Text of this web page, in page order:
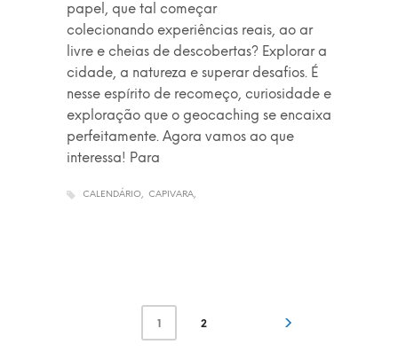
papel, que tal começar
colecionando experiências reais, ao ar
livre e cheias de descobertas? Explorar a
cidade, a natureza e superar desafios. É
nesse espírito de recomeço, curiosidade e
exploração que o geocaching se encaixa
perfeitamente. Agora vamos ao que
interessa! Para
CALENDÁRIO CAPIVARA
1 2